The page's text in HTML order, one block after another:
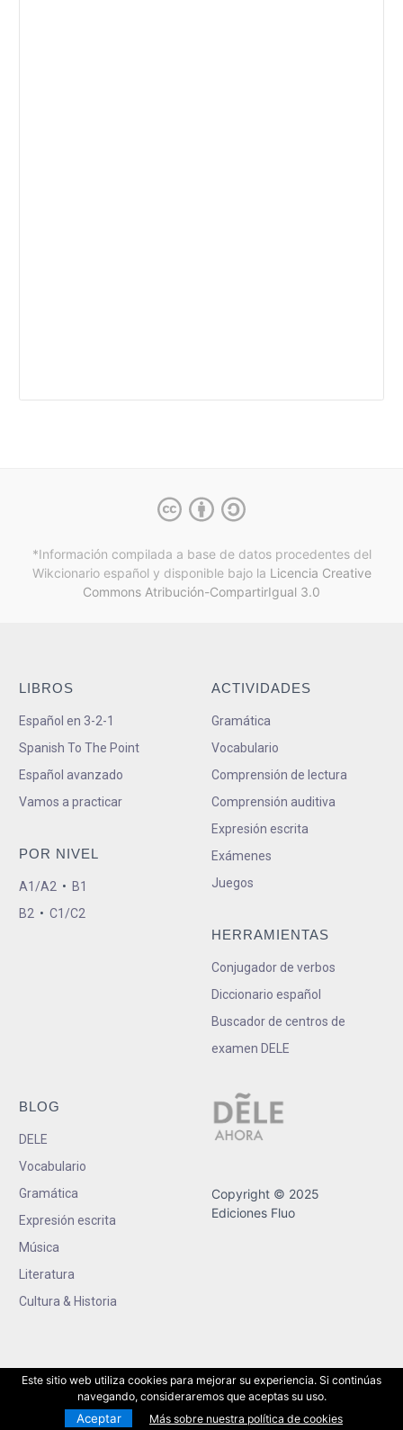
*Información compilada a base de datos procedentes del
Wikcionario español y disponible bajo la Licencia Creative
Commons Atribución-CompartirIgual 3.0
LIBROS
Español en 3-2-1
Spanish To The Point
Español avanzado
Vamos a practicar
POR NIVEL
A1/A2 • B1
B2 • C1/C2
ACTIVIDADES
Gramática
Vocabulario
Comprensión de lectura
Comprensión auditiva
Expresión escrita
Exámenes
Juegos
HERRAMIENTAS
Conjugador de verbos
Diccionario español
Buscador de centros de
examen DELE
BLOG
DELE
Vocabulario
Gramática
Expresión escrita
Música
Literatura
Cultura & Historia
Copyright © 2025
Ediciones Fluo
Este sitio web utiliza cookies para mejorar su experiencia. Si continúas
navegando, consideraremos que aceptas su uso.
Aceptar Más sobre nuestra política de cookies